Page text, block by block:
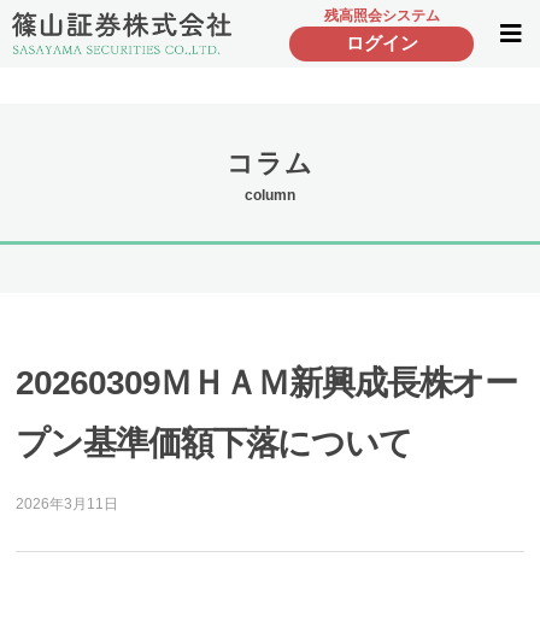
残高照会システム
ログイン
コラム
column
20260309ＭＨＡＭ新興成長株オー
プン基準価額下落について
2026年3月11日